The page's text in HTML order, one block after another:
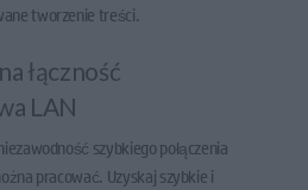
tworzenie treści.
łączność
LAN
szybkiego połączenia
pracować. Uzyskaj szybkie i